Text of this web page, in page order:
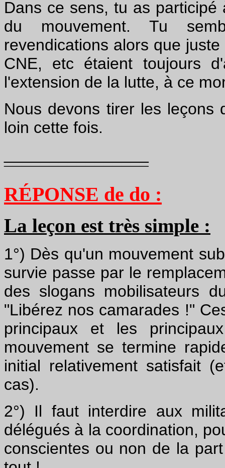
Dans ce sens, tu as
du mouvement. Tu
revendications alors que
CNE, etc étaient toujours
l'extension de la lutte, à ce
Nous devons tirer les leçons
loin cette fois.
¯¯¯¯¯¯¯¯¯¯¯¯¯¯¯¯
RÉPONSE de do :
La leçon est très simple :
1°) Dès qu'un mouvement
survie passe par le
des slogans mobilisateurs
"Libérez nos camarades !"
principaux et les
mouvement se termine
initial relativement satisfait
cas).
2°) Il faut interdire aux
délégués à la coordination,
conscientes ou non de la